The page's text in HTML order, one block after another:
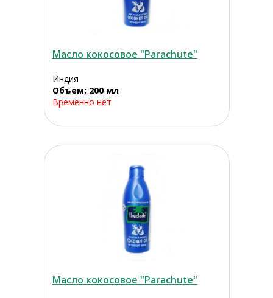
Масло кокосовое "Parachute"
Индия
Объем: 200 мл
Временно нет
Масло кокосовое "Parachute"